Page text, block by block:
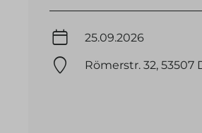
25.09.2026
Römerstr. 32, 53507